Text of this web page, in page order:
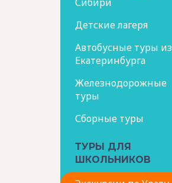
Детские лагеря
Автобусные туры из
Екатеринбурга
Железнодорожные
туры
Сборные туры
ТУРЫ ДЛЯ
ШКОЛЬНИКОВ